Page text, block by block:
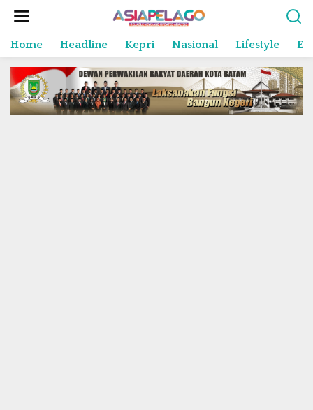
Home Headline Kepri Nasional Lifestyle